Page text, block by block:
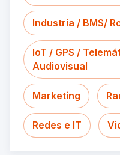
Industria / BMS/
IoT / GPS /
Audiovisual
Marketing
Redes e IT